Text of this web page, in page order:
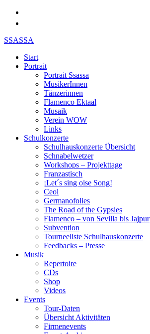
SSASSA
Start
Portrait
Portrait Ssassa
MusikerInnen
Tänzerinnen
Flamenco Ektaal
Musaik
Verein WOW
Links
Schulkonzerte
Schulhauskonzerte Übersicht
Schnabelwetzer
Workshops – Projekttage
Franzastisch
¡Let´s sing oise Song!
Ceol
Germanofolies
The Road of the Gypsies
Flamenco – von Sevilla bis Jajpur
Subvention
Tourneeliste Schulhauskonzerte
Feedbacks – Presse
Musik
Repertoire
CDs
Shop
Videos
Events
Tour-Daten
Übersicht Aktivitäten
Firmenevents